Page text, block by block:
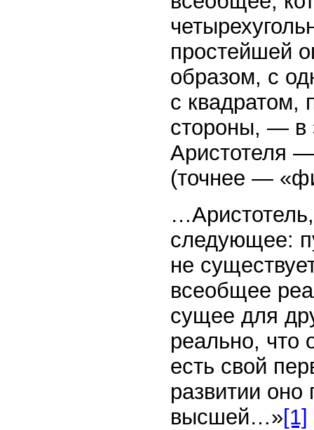
простейшей
образом, с
с квадратом,
стороны, — в
Аристотеля
(точнее —
следующее:
не
всеобщее
сущее для
реально, что
есть свой
развитии оно
высшей…»[1]